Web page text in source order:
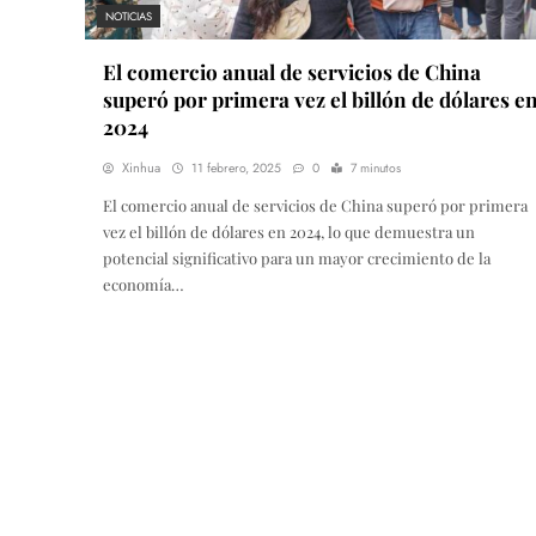
NOTICIAS
El comercio anual de servicios de China
superó por primera vez el billón de dólares
2024
Xinhua 11 febrero, 2025 0 7 minutos
El comercio anual de servicios de China superó por primera
vez el billón de dólares en 2024, lo que demuestra un
potencial significativo para un mayor crecimiento de la
economía…